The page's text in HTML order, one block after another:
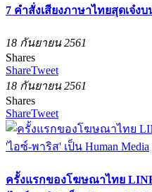
7 คำสั่งเสียงภาษาไทยสุดเจ๋
18 กันยายน 2561
Shares
ShareTweet
18 กันยายน 2561
Shares
ShareTweet
ครั้งแรกของโฆษณาไทย